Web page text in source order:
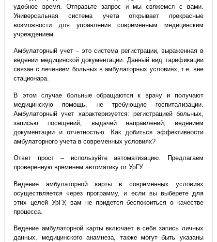
удобное время. Отправьте запрос и мы свяжемся с вами.
Универсальная система учета открывает прекрасные
возможности для управления современным медицинским
учреждением.
Амбулаторный учет – это система регистрации, выраженная в
ведении медицинской документации. Данный вид тарификации
связан с лечением больных в амбулаторных условиях, т.е. вне
стационара.
В этом случае больные обращаются к врачу и получают
медицинскую помощь, не требующую госпитализации.
Амбулаторный учет характеризуется: регистрацией больных,
записью посещений, выдачей направлений, ведением
документации и отчетностью. Как добиться эффективности
амбулаторного учета в современных условиях?
Ответ прост – используйте автоматизацию. Предлагаем
проверенную временем автоматику от УрГУ.
Ведение амбулаторной карты в современных условиях
осуществляется через программу, и если вы выберете для
этих целей УрГУ, вам не придется беспокоиться о качестве
процесса.
Ведение амбулаторной карты включает в себя запись личных
данных, медицинского анамнеза, также могут быть указаны